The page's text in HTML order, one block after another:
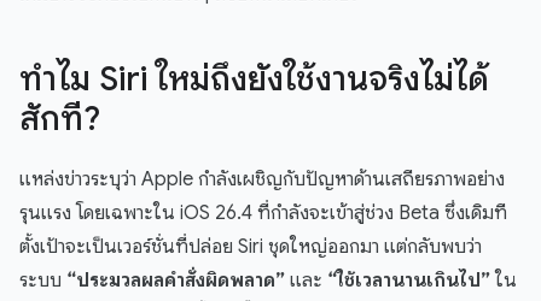
ทำไม Siri ใหม่ถึงยังใช้งานจริงไม่ได้
สักที?
แหล่งข่าวระบุว่า Apple กำลังเผชิญกับปัญหาด้านเสถียรภาพอย่าง
รุนแรง โดยเฉพาะใน iOS 26.4 ที่กำลังจะเข้าสู่ช่วง Beta ซึ่งเดิมที
ตั้งเป้าจะเป็นเวอร์ชั่นที่ปล่อย Siri ชุดใหญ่ออกมา แต่กลับพบว่า
ระบบ “ประมวลผลคำสั่งผิดพลาด” และ “ใช้เวลานานเกินไป” ใน